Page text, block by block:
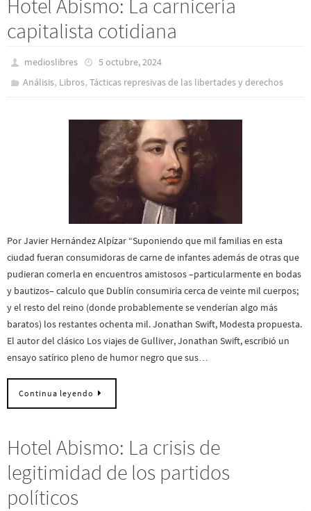
Hotel Abismo: La carnicería
capitalista cotidiana
medioslibres
5 octubre, 2024
Análisis, Libros,Tácticas represivas de las libertades y derechos
Por Javier Hernández Alpízar “Suponiendo que mil familias en esta
ciudad fueran consumidoras de carne de infantes además de otras que
pudieran comerla en encuentros amistosos –particularmente en bodas
y bautizos– calculo que Dublín consumiría cerca de veinte mil cuerpos;
y el resto del reino (donde probablemente se venderían algo más
baratos) los restantes ochenta mil. Jonathan Swift, Modesta propuesta.
El autor del clásico Los viajes de Gulliver, Jonathan Swift, escribió un
ensayo satírico pleno de humor negro que sus…
Continua leyendo
Hotel Abismo: La crisis de
legitimidad de los partidos
políticos